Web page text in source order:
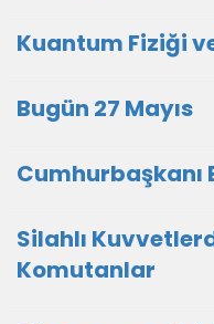
Kuantum Fiziği
Bugün 27 Mayıs
Cumhurbaşkanı
Silahlı
Komutanlar